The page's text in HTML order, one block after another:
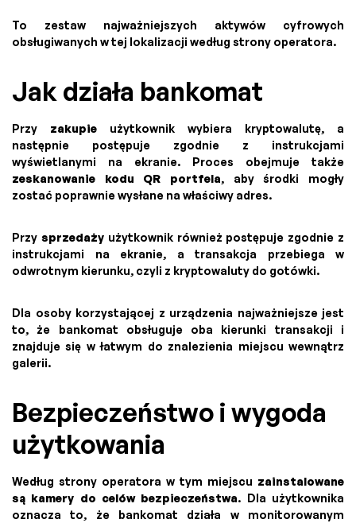
To zestaw najważniejszych aktywów cyfrowych
obsługiwanych w tej lokalizacji według strony operatora.
Jak działa bankomat
Przy zakupie użytkownik wybiera kryptowalutę, a
następnie postępuje zgodnie z instrukcjami
wyświetlanymi na ekranie. Proces obejmuje także
zeskanowanie kodu QR portfela, aby środki mogły
zostać poprawnie wysłane na właściwy adres.
Przy sprzedażyużytkownik również postępuje zgodnie z
instrukcjami na ekranie, a transakcja przebiega w
odwrotnym kierunku, czyli z kryptowaluty do gotówki.
Dla osoby korzystającej z urządzenia najważniejsze jest
to, że bankomat obsługuje oba kierunki transakcji i
znajduje się w łatwym do znalezienia miejscu wewnątrz
galerii.
Bezpieczeństwo i wygoda
użytkowania
Według strony operatora w tym miejscu zainstalowane
są kamery do celów bezpieczeństwa. Dla użytkownika
oznacza to, że bankomat działa w monitorowanym